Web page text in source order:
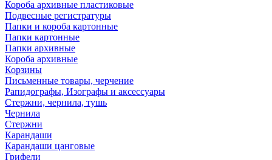
Короба архивные пластиковые
Подвесные регистратуры
Папки и короба картонные
Папки картонные
Папки архивные
Короба архивные
Корзины
Письменные товары, черчение
Рапидографы, Изографы и аксессуары
Стержни, чернила, тушь
Чернила
Стержни
Карандаши
Карандаши цанговые
Грифели